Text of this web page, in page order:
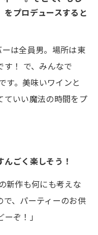
をプロデュースすると
ーは全員男。場所は東
す！ で、みんなで
す。美味いワインと
ていい魔法の時間をプ
ごく楽しそう！
新作も何にも考えな
で、パーティーのお供
ぞ！」